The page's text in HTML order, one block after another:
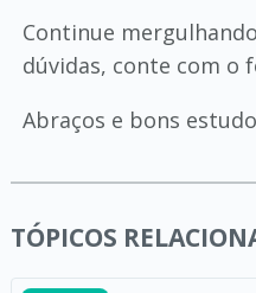
Continue
dúvidas, conte com o
Abraços e bons
TÓPICOS